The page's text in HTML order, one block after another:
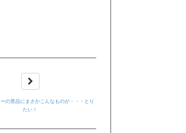
の景品にまさかこんなものが・・・とり
たい！